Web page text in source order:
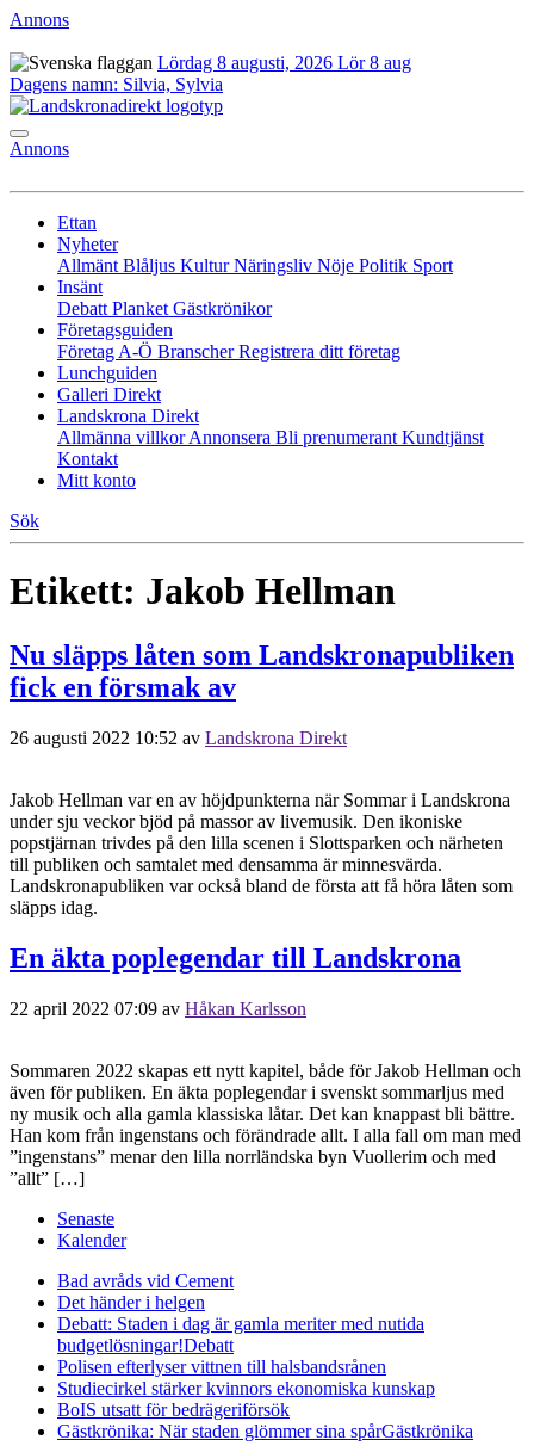
Annons
Lördag 8 augusti, 2026 Lör 8 aug
Dagens namn: Silvia, Sylvia
Annons
Ettan
Nyheter
Allmänt Blåljus KulturNäringsliv Nöje Politik Sport
Insänt
Debatt Planket Gästkrönikor
Företagsguiden
Företag A-Ö BranscherRegistrera ditt företag
Lunchguiden
Galleri Direkt
Landskrona Direkt
Allmänna villkorAnnonsera Bli prenumerant Kundtjänst
Kontakt
Mitt konto
Sök
Etikett: Jakob Hellman
Nu släpps låten som Landskronapubliken
fick en försmak av
26 augusti 2022 10:52 av Landskrona Direkt
Jakob Hellman var en av höjdpunkterna när Sommar i Landskrona
under sju veckor bjöd på massor av livemusik. Den ikoniske
popstjärnan trivdes på den lilla scenen i Slottsparken och närheten
till publiken och samtalet med densamma är minnesvärda.
Landskronapubliken var också bland de första att få höra låten som
släpps idag.
En äkta poplegendar till Landskrona
22 april 2022 07:09 av Håkan Karlsson
Sommaren 2022 skapas ett nytt kapitel, både för Jakob Hellman och
även för publiken. En äkta poplegendar i svenskt sommarljus med
ny musik och alla gamla klassiska låtar. Det kan knappast bli bättre.
Han kom från ingenstans och förändrade allt. I alla fall om man med
”ingenstans” menar den lilla norrländska byn Vuollerim och med
”allt” […]
Senaste
Kalender
Bad avråds vid Cement
Det händer i helgen
Debatt: Staden i dag är gamla meriter med nutida
budgetlösningar!Debatt
Polisen efterlyser vittnen till halsbandsrånen
Studiecirkel stärker kvinnors ekonomiska kunskap
BoIS utsatt för bedrägeriförsök
Gästkrönika: När staden glömmer sina spårGästkrönika